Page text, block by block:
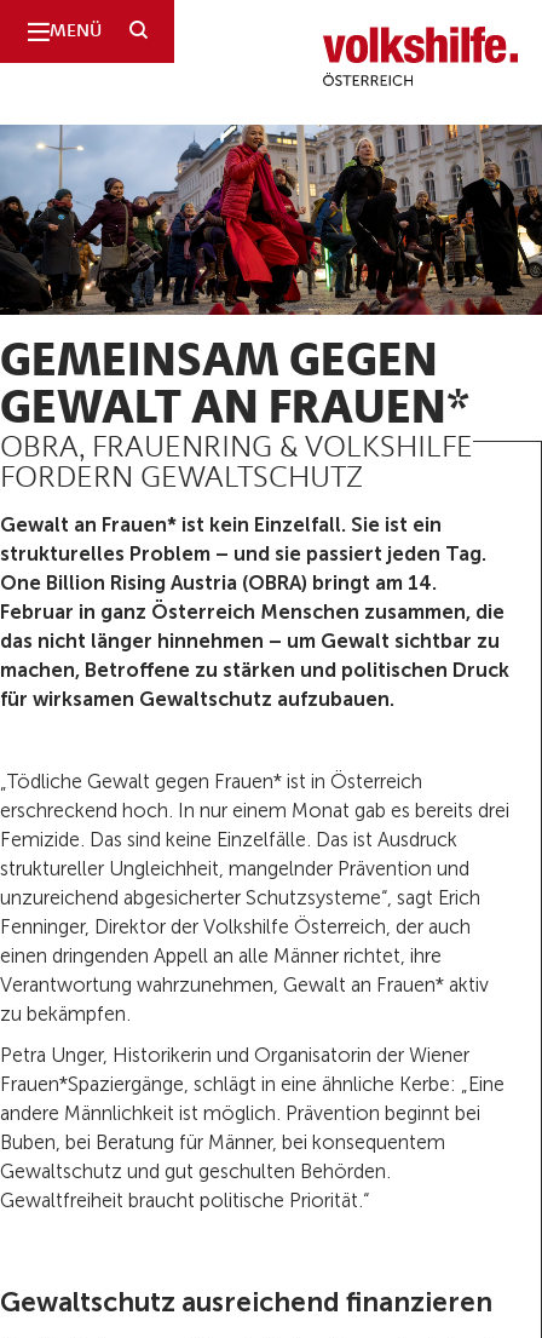
MENÜ SUCHE
Volkshilfe
Österreich
GEMEINSAM GEGEN
GEWALT AN FRAUEN*
OBRA, FRAUENRING & VOLKSHILFE
FORDERN GEWALTSCHUTZ
Gewalt an Frauen* ist kein Einzelfall. Sie ist ein
strukturelles Problem – und sie passiert jeden Tag.
One Billion Rising Austria (OBRA) bringt am 14.
Februar in ganz Österreich Menschen zusammen, die
das nicht länger hinnehmen – um Gewalt sichtbar zu
machen, Betroffene zu stärken und politischen Druck
für wirksamen Gewaltschutz aufzubauen.
„Tödliche Gewalt gegen Frauen* ist in Österreich
erschreckend hoch. In nur einem Monat gab es bereits drei
Femizide. Das sind keine Einzelfälle. Das ist Ausdruck
struktureller Ungleichheit, mangelnder Prävention und
unzureichend abgesicherter Schutzsysteme“, sagt Erich
Fenninger, Direktor der Volkshilfe Österreich, der auch
einen dringenden Appell an alle Männer richtet, ihre
Verantwortung wahrzunehmen, Gewalt an Frauen* aktiv
zu bekämpfen.
Petra Unger, Historikerin und Organisatorin der Wiener
Frauen*Spaziergänge, schlägt in eine ähnliche Kerbe: „Eine
andere Männlichkeit ist möglich. Prävention beginnt bei
Buben, bei Beratung für Männer, bei konsequentem
Gewaltschutz und gut geschulten Behörden.
Gewaltfreiheit braucht politische Priorität.“
Gewaltschutz ausreichend finanzieren